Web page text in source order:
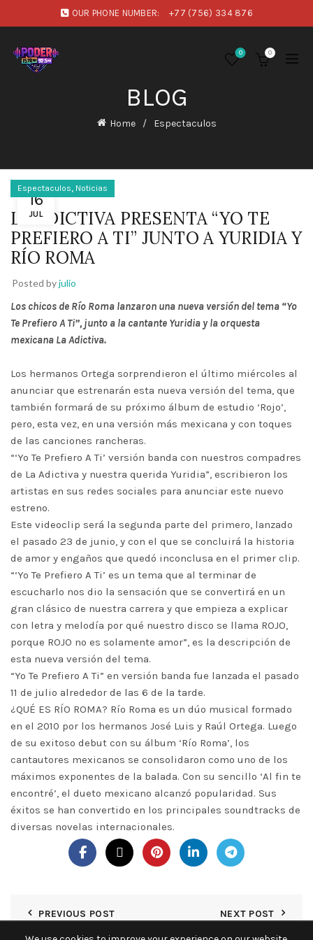
OUR PHONE NUMBER: +77 (756) 334 876
0 0
BLOG
Home Espectaculos
16
JUL
Espectaculos, Noticias
LA ADICTIVA PRESENTA “YO TE
PREFIERO A TI” JUNTO A YURIDIA Y
RÍO ROMA
Posted byjulio
Los chicos de Río Roma lanzaron una nueva versión del tema “Yo
Te Prefiero A Ti”, junto a la cantante Yuridia y la orquesta
mexicana La Adictiva.
Los hermanos Ortega sorprendieron el último miércoles al
anunciar que estrenarán esta nueva versión del tema, que
también formará de su próximo álbum de estudio ‘Rojo’,
pero, esta vez, en una versión más mexicana y con toques
de las canciones rancheras.
“‘Yo Te Prefiero A Ti’ versión banda con nuestros compadres
de La Adictiva y nuestra querida Yuridia”, escribieron los
artistas en sus redes sociales para anunciar este nuevo
estreno.
Este videoclip será la segunda parte del primero, lanzado
el pasado 23 de junio, y con el que se concluirá la historia
de amor y engaños que quedó inconclusa en el primer clip.
“‘Yo Te Prefiero A Ti’ es un tema que al terminar de
escucharlo nos dio la sensación que se convertirá en un
gran clásico de nuestra carrera y que empieza a explicar
con letra y melodía por qué nuestro disco se llama ROJO,
porque ROJO no es solamente amor”, es la descripción de
esta nueva versión del tema.
“Yo Te Prefiero A Ti” en versión banda fue lanzada el pasado
11 de julio alrededor de las 6 de la tarde.
¿QUÉ ES RÍO ROMA? Río Roma es un dúo musical formado
en el 2010 por los hermanos José Luis y Raúl Ortega. Luego
de su exitoso debut con su álbum ‘Río Roma’, los
cantautores mexicanos se consolidaron como uno de los
máximos exponentes de la balada. Con su sencillo ‘Al fin te
encontré’, el dueto mexicano alcanzó popularidad. Sus
éxitos se han convertido en los principales soundtracks de
diversas novelas internacionales.
PREVIOUS POST NEXT POST